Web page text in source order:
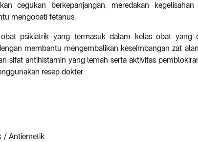
cegukan berkepanjangan, meredakan kegelisahan
mengobati tetanus.
psikiatrik yang termasuk dalam kelas obat yang
membantu mengembalikan keseimbangan zat
sifat antihistamin yang lemah serta aktivitas
resep dokter.
/ Antiemetik